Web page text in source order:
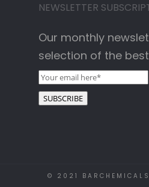
NEWSLETTER
Our monthly
selection of the
© 2021